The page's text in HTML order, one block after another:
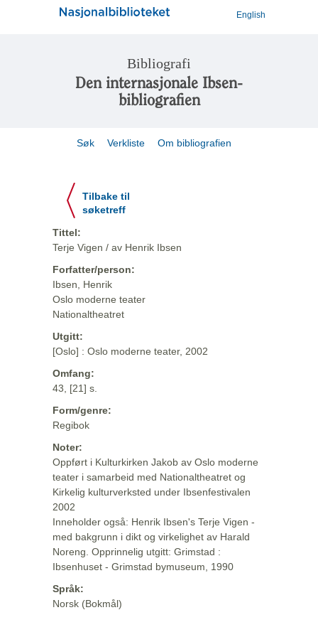
English
Bibliografi
Den internasjonale Ibsen-
bibliografien
Søk Verkliste Om bibliografien
Tilbake til
søketreff
Tittel:
Terje Vigen / av Henrik Ibsen
Forfatter/person:
Ibsen, Henrik
Oslo moderne teater
Nationaltheatret
Utgitt:
[Oslo] : Oslo moderne teater, 2002
Omfang:
43, [21] s.
Form/genre:
Regibok
Noter:
Oppført i Kulturkirken Jakob av Oslo moderne
teater i samarbeid med Nationaltheatret og
Kirkelig kulturverksted under Ibsenfestivalen
2002
Inneholder også: Henrik Ibsen's Terje Vigen -
med bakgrunn i dikt og virkelighet av Harald
Noreng. Opprinnelig utgitt: Grimstad :
Ibsenhuset - Grimstad bymuseum, 1990
Språk:
Norsk (Bokmål)